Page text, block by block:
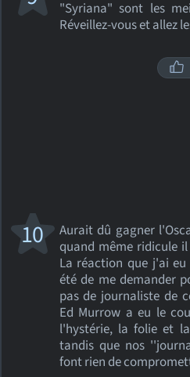
"Syriana" sont les
Réveillez-vous et allez
Aurait dû gagner
quand même ridicule
La réaction que j'ai
été de me demander
pas de journaliste de
Ed Murrow a eu le
l'hystérie, la folie et
tandis que nos
font rien de
10